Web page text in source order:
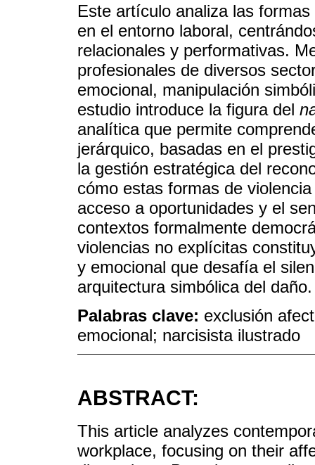
Este artículo analiza las
en el entorno laboral,
relacionales y performativas.
profesionales de diversos
emocional, manipulación
estudio introduce la figura del
analítica que permite
jerárquico, basadas en el
la gestión estratégica del
cómo estas formas de
acceso a oportunidades y el
contextos formalmente
violencias no explícitas
y emocional que desafía el
arquitectura simbólica del daño.
Palabras clave: exclusión
emocional; narcisista ilustrado
ABSTRACT:
This article analyzes
workplace, focusing on their